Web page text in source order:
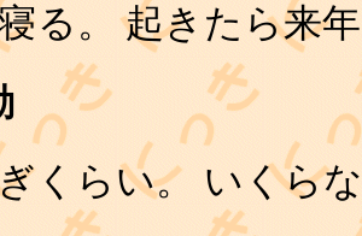
る。 起きたら来
くらい。 いくら